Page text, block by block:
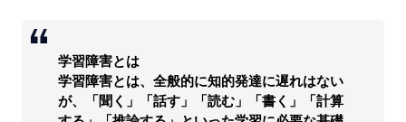
学習障害とは
学習障害とは、全般的に知的発達に遅れはない
が、「聞く」「話す」「読む」「書く」「計算